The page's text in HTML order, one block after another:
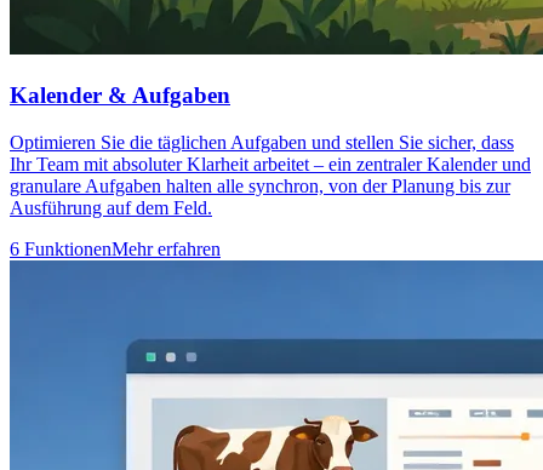
Kalender & Aufgaben
Optimieren Sie die täglichen Aufgaben und stellen Sie sicher, dass
Ihr Team mit absoluter Klarheit arbeitet – ein zentraler Kalender und
granulare Aufgaben halten alle synchron, von der Planung bis zur
Ausführung auf dem Feld.
6 FunktionenMehr erfahren